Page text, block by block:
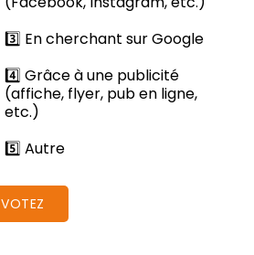
3️⃣ En cherchant sur Google
4️⃣ Grâce à une publicité
(affiche, flyer, pub en ligne,
etc.)
5️⃣ Autre
VOTEZ